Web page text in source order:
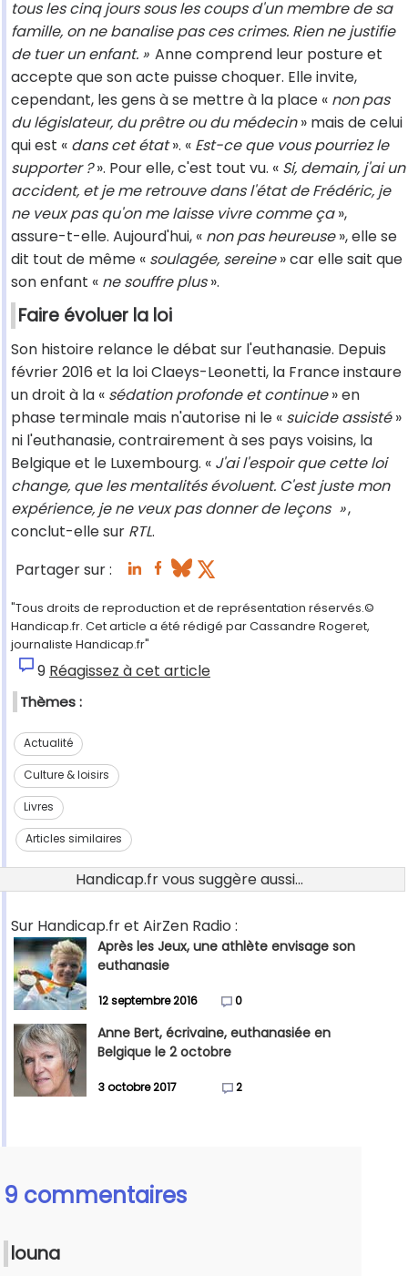
tous les cinq jours sous les coups d'un membre de sa
famille, on ne banalise pas ces crimes. Rien ne justifie
de tuer un enfant. » Anne comprend leur posture et
accepte que son acte puisse choquer. Elle invite,
cependant, les gens à se mettre à la place « non pas
du législateur, du prêtre ou du médecin» mais de celui
qui est « dans cet état». « Est-ce que vous pourriez le
supporter ?». Pour elle, c'est tout vu. « Si, demain, j'ai un
accident, et je me retrouve dans l'état de Frédéric, je
ne veux pas qu'on me laisse vivre comme ça»,
assure-t-elle. Aujourd'hui, « non pas heureuse», elle se
dit tout de même « soulagée, sereine» car elle sait que
son enfant « ne souffre plus».
Faire évoluer la loi
Son histoire relance le débat sur l'euthanasie. Depuis
février 2016 et la loi Claeys-Leonetti, la France instaure
un droit à la « sédation profonde et continue» en
phase terminale mais n'autorise ni le « suicide assisté»
ni l'euthanasie, contrairement à ses pays voisins, la
Belgique et le Luxembourg. « J'ai l'espoir que cette loi
change, que les mentalités évoluent. C'est juste mon
expérience, je ne veux pas donner de leçons »,
conclut-elle sur RTL.
Partager sur :
"Tous droits de reproduction et de représentation réservés.©
Handicap.fr. Cet article a été rédigé par Cassandre Rogeret,
journaliste Handicap.fr"
9 Réagissez à cet article
Thèmes :
Actualité
Culture & loisirs
Livres
Articles similaires
Handicap.fr vous suggère aussi...
Sur Handicap.fr et AirZen Radio :
Après les Jeux, une athlète envisage son
euthanasie
12 septembre 2016 0
Anne Bert, écrivaine, euthanasiée en
Belgique le 2 octobre
3 octobre 2017 2
9 commentaires
louna